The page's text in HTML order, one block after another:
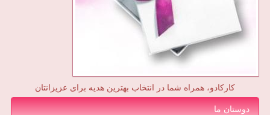
کارکادو، همراه شما در انتخاب بهترین هدیه برای عزیزانتان
دوستان ما